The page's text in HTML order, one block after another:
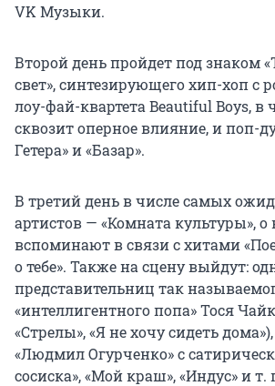
VK Музыки.
Второй день пройдет под знаком
свет», синтезирующего хип-хоп с
лоу-фай-квартета Beautiful Boys, в
сквозит оперное влияние, и поп-
Гетера» и «Базар».
В третий день в числе самых
артистов — «Комната культуры», о
вспоминают в связи с хитами
о тебе». Также на сцену выйдут:
представительниц так
«интеллигентного попа» Тося
«Стрелы», «Я не хочу сидеть
«Людмил Огурченко» с
сосиска», «Мой краш», «Индус» и т.